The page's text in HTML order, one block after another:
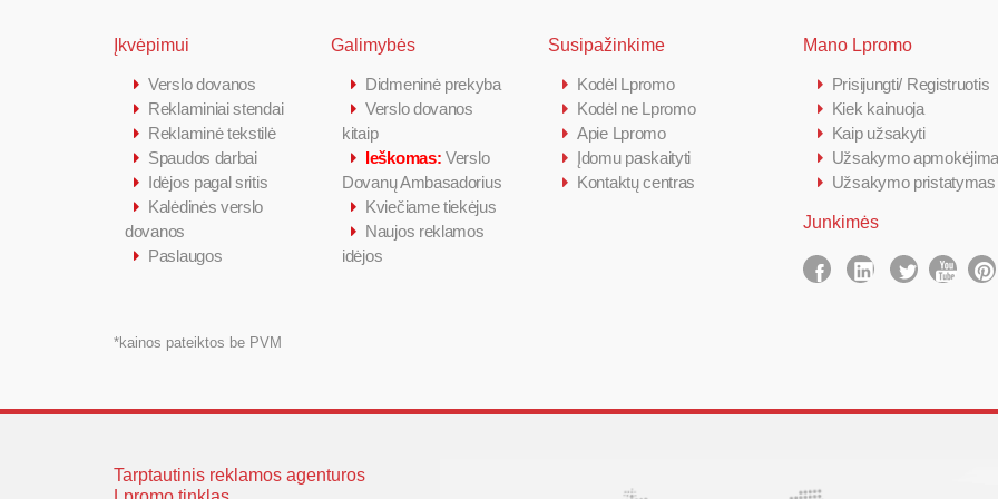
Įkvėpimui
Verslo dovanos
Reklaminiai stendai
Reklaminė tekstilė
Spaudos darbai
Idėjos pagal sritis
Kalėdinės verslo
dovanos
Paslaugos
*kainos pateiktos be PVM
Galimybės
Didmeninė prekyba
Verslo dovanos
kitaip
Ieškomas: Verslo
Dovanų Ambasadorius
Kviečiame tiekėjus
Naujos reklamos
idėjos
Susipažinkime
Kodėl Lpromo
Kodėl ne Lpromo
Apie Lpromo
Įdomu paskaityti
Kontaktų centras
Mano Lpromo
Prisijungti/ Registruotis
Kiek kainuoja
Kaip užsakyti
Užsakymo
Užsakymo pristatymas
Junkimės
Tarptautinis reklamos agenturos